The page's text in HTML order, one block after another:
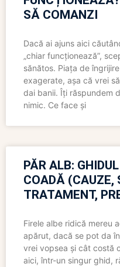
SĂ COMANZI
Dacă ai ajuns aici
„chiar funcționează”,
sănătos. Piața de
exagerate, așa că vrei
dai banii. Îți răspundem
nimic. Ce face și
PĂR ALB:
COADĂ (CAUZE,
TRATAMENT,
Firele albe ridică mereu
apărut, dacă se pot da
vrei vopsea și cât costă
aici, într-un singur ghid,